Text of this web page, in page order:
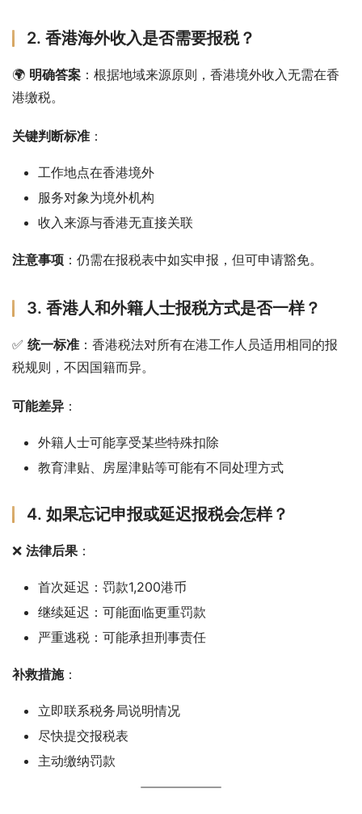
2. 香港海外收入是否需要报税？
🌍 明确答案 ：根据地域来源原则，香港境外收入无需在香
港缴税。
关键判断标准 ：
工作地点在香港境外
服务对象为境外机构
收入来源与香港无直接关联
注意事项 ：仍需在报税表中如实申报，但可申请豁免。
3. 香港人和外籍人士报税方式是否一样？
✅ 统一标准 ：香港税法对所有在港工作人员适用相同的报
税规则，不因国籍而异。
可能差异 ：
外籍人士可能享受某些特殊扣除
教育津贴、房屋津贴等可能有不同处理方式
4. 如果忘记申报或延迟报税会怎样？
❌ 法律后果 ：
首次延迟：罚款1,200港币
继续延迟：可能面临更重罚款
严重逃税：可能承担刑事责任
补救措施：
立即联系税务局说明情况
尽快提交报税表
主动缴纳罚款